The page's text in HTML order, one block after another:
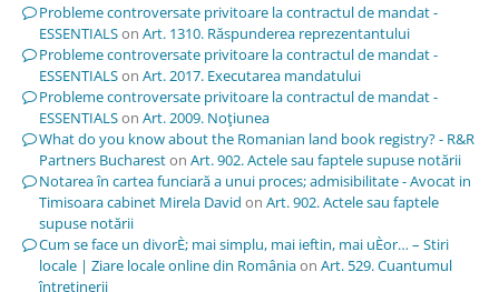
Probleme controversate privitoare la contractul de mandat -
ESSENTIALSon Art. 1310. Răspunderea reprezentantului
Probleme controversate privitoare la contractul de mandat -
ESSENTIALSon Art. 2017. Executarea mandatului
Probleme controversate privitoare la contractul de mandat -
ESSENTIALSon Art. 2009. Noţiunea
What do you know about the Romanian land book registry? - R&R
Partners Buchareston Art. 902. Actele sau faptele supuse notării
Notarea în cartea funciară a unui proces; admisibilitate - Avocat in
Timisoara cabinet Mirela David on Art. 902. Actele sau faptele
supuse notării
Cum se face un divorÈ; mai simplu, mai ieftin, mai uÈor… – Stiri
locale | Ziare locale online din Româniaon Art. 529. Cuantumul
întreţinerii